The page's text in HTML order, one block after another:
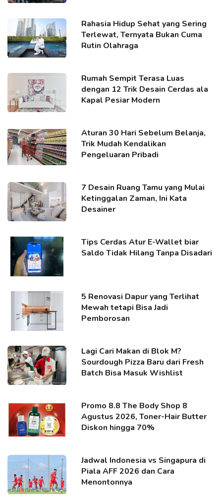
Rahasia Hidup Sehat yang Sering
Terlewat, Ternyata Bukan Cuma
Rutin Olahraga
Rumah Sempit Terasa Luas
dengan 12 Trik Desain Cerdas ala
Kapal Pesiar Modern
Aturan 30 Hari Sebelum Belanja,
Trik Mudah Kendalikan
Pengeluaran Pribadi
7 Desain Ruang Tamu yang Mulai
Ketinggalan Zaman, Ini Kata
Desainer
Tips Cerdas Atur E-Wallet biar
Saldo Tidak Hilang Tanpa Disadari
5 Renovasi Dapur yang Terlihat
Mewah tetapi Bisa Jadi
Pemborosan
Lagi Cari Makan di Blok M?
Sourdough Pizza Baru dari Fresh
Batch Bisa Masuk Wishlist
Promo 8.8 The Body Shop 8
Agustus 2026, Toner-Hair Butter
Diskon hingga 70%
Jadwal Indonesia vs Singapura di
Piala AFF 2026 dan Cara
Menontonnya